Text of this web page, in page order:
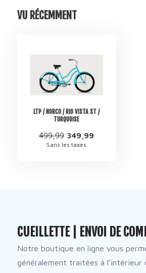
VU RÉCEMMENT
LTP / NORCO / RIO VISTA ST /
TURQUOISE
499,99 349,99
Sans les taxes
CUEILLETTE | ENVOI DE
Notre boutique en ligne vous
généralement traitées à l’intérieur